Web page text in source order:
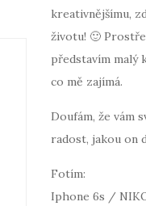
kreativnějšímu,
životu! 🙂
představím malý
co mě zajímá.
Doufám, že vám
radost, jakou on
Fotím:
Iphone 6s /